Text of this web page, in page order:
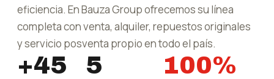
eficiencia. En Bauza Group ofrecemos su línea
completa con venta, alquiler, repuestos originales
y servicio posventa propio en todo el país.
+45 5 100%